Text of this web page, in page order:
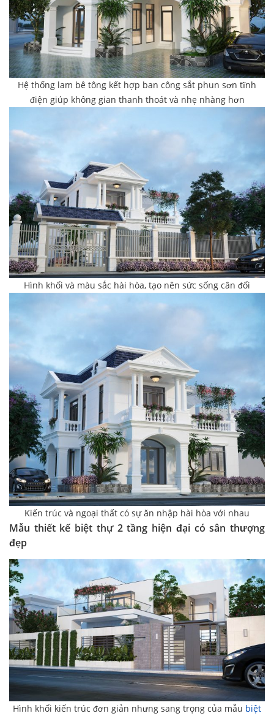
Hệ thống lam bê tông kết hợp ban công sắt phun sơn tĩnh
điện giúp không gian thanh thoát và nhẹ nhàng hơn
Hình khối và màu sắc hài hòa, tạo nên sức sống cân đối
Kiến trúc và ngoại thất có sự ăn nhập hài hòa với nhau
Mẫu thiết kế biệt thự 2 tầng hiện đại có sân thượng
đẹp
Hình khối kiến trúc đơn giản nhưng sang trọng của mẫu biệt